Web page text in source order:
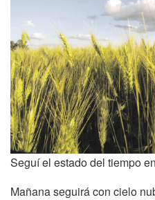
Seguí el estado del tiempo en
Mañana seguirá con cielo